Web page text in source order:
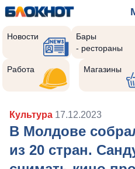
Новости
Бары
- рестораны
Работа Магазины
Культура 17.12.2023
В Молдове
из 20 стран.